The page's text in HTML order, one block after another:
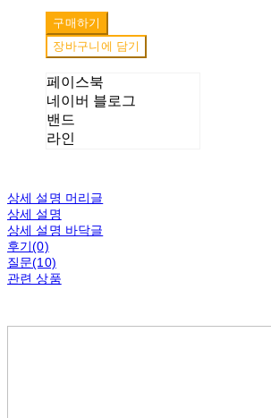
구매하기
장바구니에 담기
페이스북
네이버 블로그
밴드
라인
상세 설명 머리글
상세 설명
상세 설명 바닥글
후기(0)
질문(10)
관련 상품